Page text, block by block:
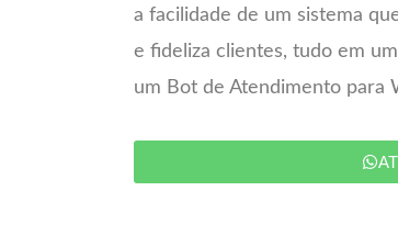
a facilidade de um sistema
e fideliza clientes, tudo em
um Bot de Atendimento para